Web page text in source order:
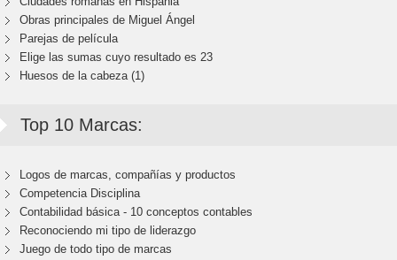
Obras principales de Miguel Ángel
Parejas de película
Elige las sumas cuyo resultado es 23
Huesos de la cabeza (1)
Top 10 Marcas:
Logos de marcas, compañías y productos
Competencia Disciplina
Contabilidad básica - 10 conceptos contables
Reconociendo mi tipo de liderazgo
Juego de todo tipo de marcas